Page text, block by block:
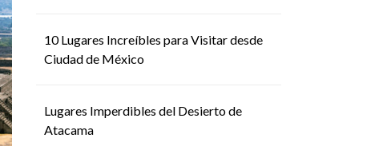
10 Lugares Increíbles para Visitar desde
Ciudad de México
Lugares Imperdibles del Desierto de
Atacama